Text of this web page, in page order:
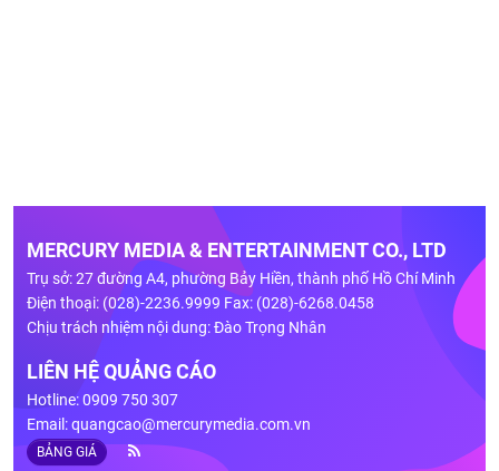
MERCURY MEDIA & ENTERTAINMENT CO., LTD
Trụ sở: 27 đường A4, phường Bảy Hiền, thành phố Hồ Chí Minh
Điện thoại: (028)-2236.9999 Fax: (028)-6268.0458
Chịu trách nhiệm nội dung: Đào Trọng Nhân
LIÊN HỆ QUẢNG CÁO
Hotline: 0909 750 307
Email:quangcao@mercurymedia.com.vn
BẢNG GIÁ